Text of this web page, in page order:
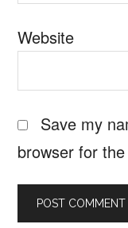
Website
Save my
browser for